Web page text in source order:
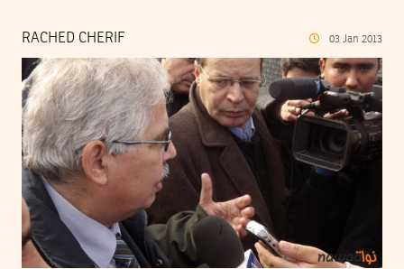
RACHED CHERIF 03 Jan 2013